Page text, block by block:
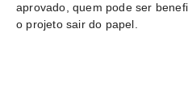
aprovado, quem pode ser
o projeto sair do papel.